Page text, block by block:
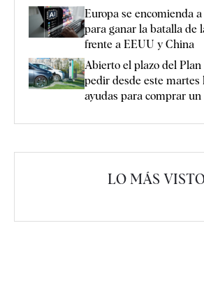
Europa se encomienda
para ganar la batalla de
frente a EEUU y China
Abierto el plazo del Plan
pedir desde este martes
ayudas para comprar un
LO MÁS